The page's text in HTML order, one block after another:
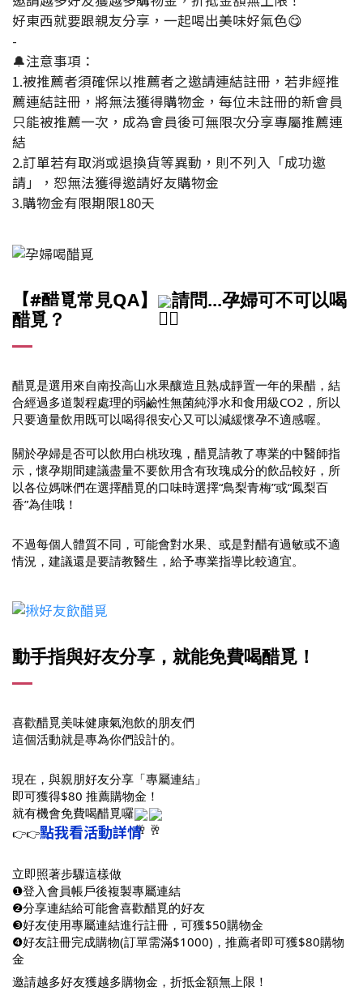
好東西就要跟親友分享，一起喝出美味好氣色😋
-
🔔注意事項：
1.被推薦者須確保以推薦者之邀請連結註冊，若非經推
薦連結註冊，將無法獲得購物金，每位未註冊的新會員
只能被推薦一次，成為會員後可無限次分享專屬推薦連
結
2.訂單若有取消或退換貨等異動，則不列入「成功邀
請」，恕無法獲得邀請好友購物金
3.購物金有限期限180天
【#醋覓常見QA】
請問...孕婦可不可以喝
醋覓？
醋覓是選用來自南投高山水果釀造且熟成靜置一年的果醋，結
合經過多道製程處理的弱鹼性無菌純淨水和食用級CO2，所以
只要適量飲用既可以喝得很安心又可以減緩懷孕不適感喔。
關於孕婦是否可以飲用白桃玫瑰，醋覓請教了專業的中醫師指
示，懷孕期間建議盡量不要飲用含有玫瑰成分的飲品較好，所
以各位媽咪們在選擇醋覓的口味時選擇“鳥梨青梅”或“鳳梨百
香”為佳哦！
不過每個人體質不同，可能會對水果、或是對醋有過敏或不適
情況，建議還是要請教醫生，給予專業指導比較適宜。
動手指與好友分享，就能免費喝醋覓！
喜歡醋覓美味健康氣泡飲的朋友們
這個活動就是專為你們設計的。
現在，與親朋好友分享「專屬連結」
即可獲得$80 推薦購物金！
就有機會免費喝醋覓囉
👉👉點我看活動詳情
立即照著步驟這樣做
❶登入會員帳戶後複製專屬連結
❷分享連結給可能會喜歡醋覓的好友
❸好友使用專屬連結進行註冊，可獲$50購物金
❹好友註冊完成購物(訂單需滿$1000)，推薦者即可獲$80購物
金
邀請越多好友獲越多購物金，折抵金額無上限！